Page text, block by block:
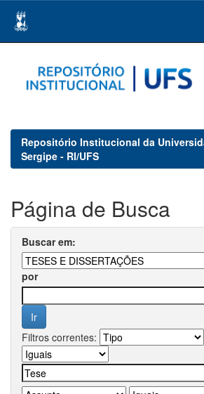
navigation
Repositório Institucional da
Sergipe - RI/UFS
Página de Busca
Buscar em:
por
Filtros correntes: